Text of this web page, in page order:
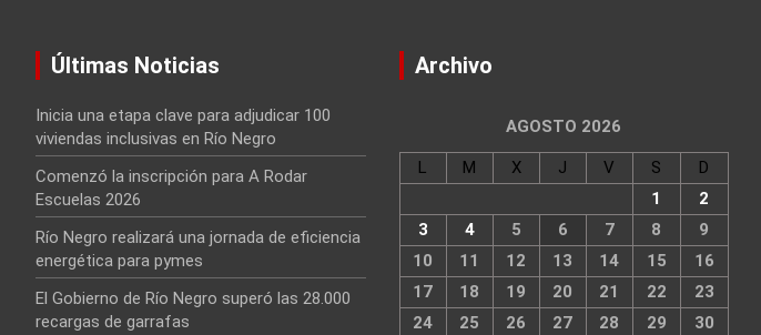
Últimas Noticias
Inicia una etapa clave para adjudicar 100
viviendas inclusivas en Río Negro
Comenzó la inscripción para A Rodar
Escuelas 2026
Río Negro realizará una jornada de eficiencia
energética para pymes
El Gobierno de Río Negro superó las 28.000
recargas de garrafas
Archivo
AGOSTO 2026
L M X J V S
D
1
2
3
4 5 6 7 8
9
10
11 12 13 14 15
16
17
18 19 20 21 22
23
24
25 26 27 28 29
30